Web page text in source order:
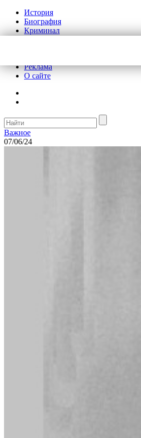
История
Биография
Криминал
Реклама
О сайте
Важное
07/06/24